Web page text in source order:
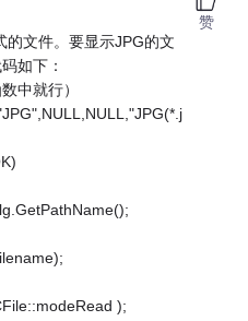
的文件。要显示JPG的文
如下：
中就行）
);
赞